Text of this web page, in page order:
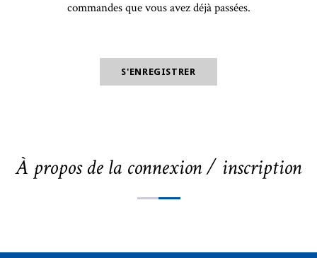
commandes que vous avez déjà passées.
À propos de la connexion / inscription